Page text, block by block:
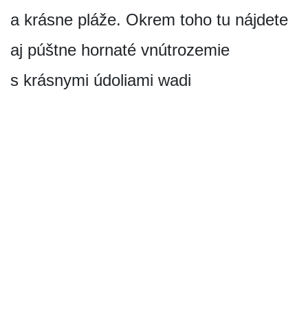
a krásne pláže. Okrem toho tu nájdete
aj púštne hornaté vnútrozemie
s krásnymi údoliami wadi